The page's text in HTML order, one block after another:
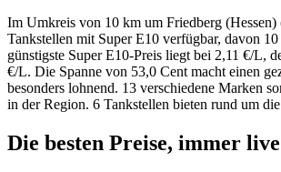
Im Umkreis von 10 km um Friedberg (Hessen)
Tankstellen mit Super E10 verfügbar, davon
günstigste Super E10-Preis liegt bei 2,11 €/L,
€/L. Die Spanne von 53,0 Cent macht einen
besonders lohnend. 13 verschiedene Marken
in der Region. 6 Tankstellen bieten rund um
Die besten Preise, immer live